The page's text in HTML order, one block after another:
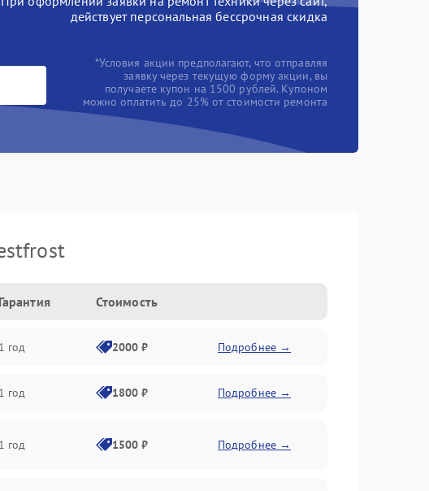
действует персональная бессрочная скидка
*Условия акции предполагают, что отправляя
заявку через текущую форму акции, вы
получаете купон на 1500 рублей. Купоном
можно оплатить до 25% от стоимости ремонта
Гарантия Стоимость
1 год 2000 ₽ Подробнее →
1 год 1800 ₽ Подробнее →
1 год 1500 ₽ Подробнее →